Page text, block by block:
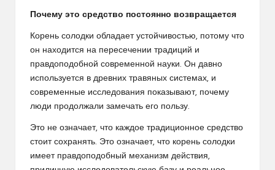
Почему это средство постоянно возвращается
Корень солодки обладает устойчивостью, потому что
он находится на пересечении традиций и
правдоподобной современной науки. Он давно
используется в древних травяных системах, и
современные исследования показывают, почему
люди продолжали замечать его пользу.
Это не означает, что каждое традиционное средство
стоит сохранять. Это означает, что корень солодки
имеет правдоподобный механизм действия,